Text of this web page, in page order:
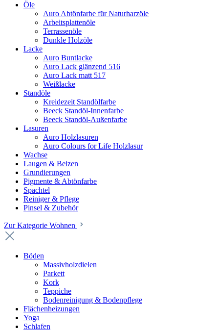
Öle
Auro Abtönfarbe für Naturharzöle
Arbeitsplattenöle
Terrassenöle
Dunkle Holzöle
Lacke
Auro Buntlacke
Auro Lack glänzend 516
Auro Lack matt 517
Weißlacke
Standöle
Kreidezeit Standölfarbe
Beeck Standöl-Innenfarbe
Beeck Standöl-Außenfarbe
Lasuren
Auro Holzlasuren
Auro Colours for Life Holzlasur
Wachse
Laugen & Beizen
Grundierungen
Pigmente & Abtönfarbe
Spachtel
Reiniger & Pflege
Pinsel & Zubehör
Zur Kategorie Wohnen
Böden
Massivholzdielen
Parkett
Kork
Teppiche
Bodenreinigung & Bodenpflege
Flächenheizungen
Yoga
Schlafen